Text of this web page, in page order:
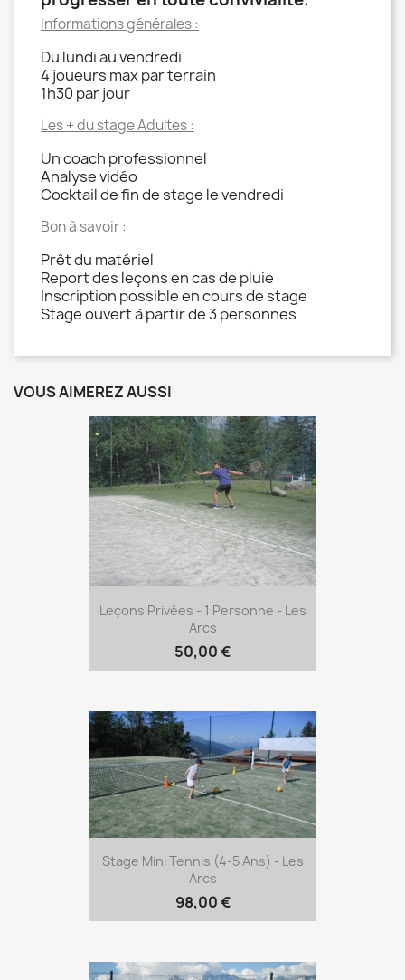
Informations générales :
Du lundi au vendredi
4 joueurs max par terrain
1h30 par jour
Les + du stage Adultes :
Un coach professionnel
Analyse vidéo
Cocktail de fin de stage le vendredi
Bon à savoir :
Prêt du matériel
Report des leçons en cas de pluie
Inscription possible en cours de stage
Stage ouvert à partir de 3 personnes
VOUS AIMEREZ AUSSI
Leçons Privées - 1 Personne - Les
Arcs
50,00 €
Stage Mini Tennis (4-5 Ans) - Les
Arcs
98,00 €